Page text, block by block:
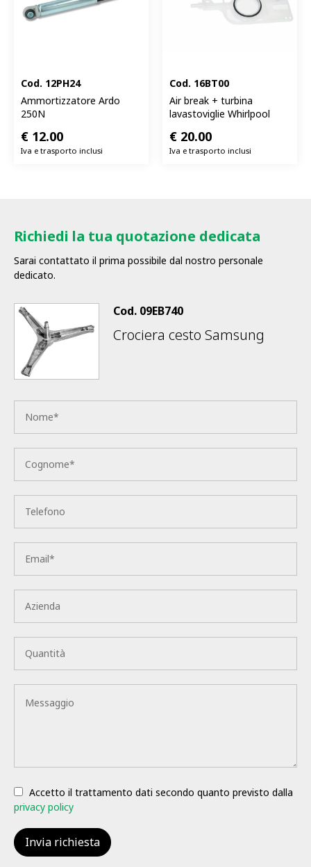
Cod. 12PH24
Ammortizzatore Ardo
250N
€ 12.00
Iva e trasporto inclusi
Cod. 16BT00
Air break + turbina
lavastoviglie Whirlpool
€ 20.00
Iva e trasporto inclusi
Richiedi la tua quotazione dedicata
Sarai contattato il prima possibile dal nostro personale
dedicato.
Cod. 09EB740
Crociera cesto Samsung
Accetto il trattamento dati secondo quanto previsto dalla
privacy policy